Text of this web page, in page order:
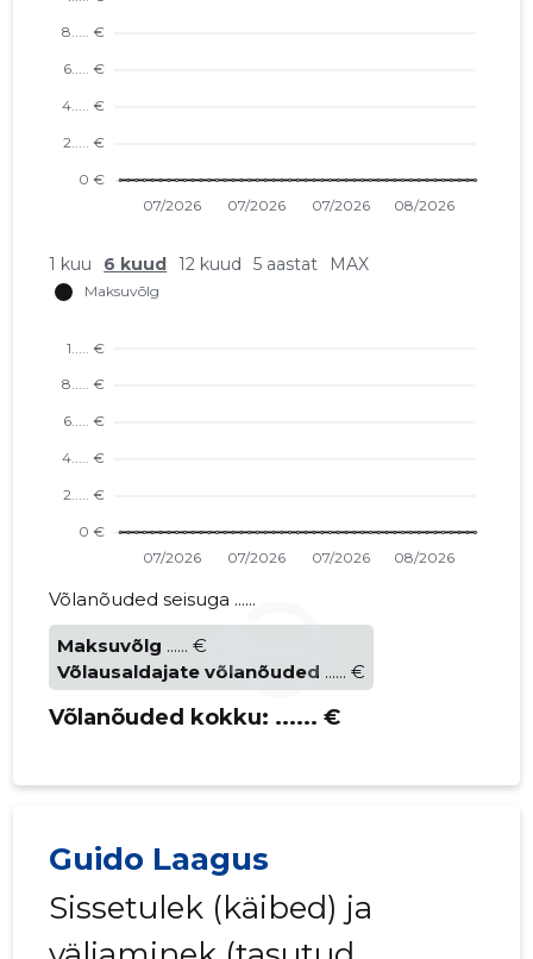
1 kuu 6 kuud 12 kuud 5 aastat MAX
Võlanõuded seisuga ......
Maksuvõlg ...... €
Võlausaldajate võlanõuded ...... €
Võlanõuded kokku: ...... €
Guido Laagus
Sissetulek (käibed) ja